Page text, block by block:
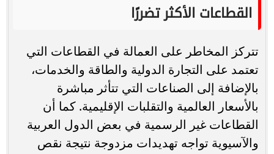
القطاعات الأكثر تضررًا
تتركز المخاطر على العمالة في القطاعات التي
تعتمد على التجارة الدولية والطاقة والخدمات،
بالإضافة إلى الصناعات التي تتأثر مباشرة
بالأسعار العالمية والتقلبات الإقليمية. كما أن
القطاعات غير الرسمية في بعض الدول العربية
والآسيوية تواجه تهديدات مزدوجة نتيجة نقص